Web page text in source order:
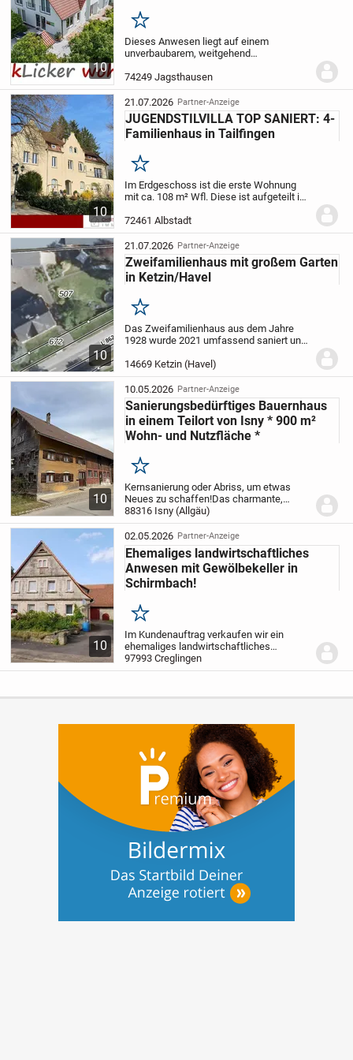
Innenwände: Beton, Backstein, Riegelfachwerk
Decken: Fertig-Betonbalkendecke, Holzbalkendecke
Fenster: Kunststofffenster (Bj. 1980) und Holzfenster, zum
Teil mit Rollläden
Bodenbeläge: Fliesen, PVC, Teppich, Stein, Bretter
Heizung: Gas-Zentralheizung (Bj. 1987), Holz-Küchenofen, 2
Kamine (Holz+Gas)
10
Merken
Dieses Anwesen liegt auf einem
unverbaubarem, weitgehend
oberhalb der Jagst mit Streuobstwiesen
und Wald.Im Erdgeschoss befindet sich
der große, helle Eingangsbereich...
74249 Jagsthausen
10
21.07.2026 Partner-Anzeige
JUGENDSTILVILLA TOP SANIERT: 4-
Familienhaus in Tailfingen
Merken
Im Erdgeschoss ist die erste Wohnung
mit ca. 108 m² Wfl. Diese ist aufgeteilt in
Wohnküche, ein Schlafzimmer, ein
Lesezimmer (welches früher ein
Gewölbekeller...
72461 Albstadt
10
21.07.2026 Partner-Anzeige
Zweifamilienhaus mit großem Garten
in Ketzin/Havel
Merken
Das Zweifamilienhaus aus dem Jahre
1928 wurde 2021 umfassend saniert und
seinen 1338 qm eine großzügige Fläche
für Gartengestaltung. Mit einer Partylaube
aus Holz,...
14669 Ketzin (Havel)
10
10.05.2026 Partner-Anzeige
Sanierungsbedürftiges Bauernhaus
in einem Teilort von Isny * 900 m²
Wohn- und Nutzfläche *
Merken
Kernsanierung oder Abriss, um etwas
Neues zu schaffen!Das charmante,
leerstehende Bauernhaus, befindet sich in
einer ruhigen Wohnsiedlung im Herzen
von Rohrdorf, auf einem noch zu
vermessenden ca....
88316 Isny (Allgäu)
10
02.05.2026 Partner-Anzeige
Ehemaliges landwirtschaftliches
Anwesen mit Gewölbekeller in
Schirmbach!
Merken
Im Kundenauftrag verkaufen wir ein
ehemaliges landwirtschaftliches
Anwesen mit Nebengebäuden in
Schirmbach, einem Ortsteil von
97993 Creglingen